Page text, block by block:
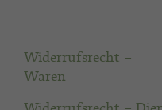
Widerrufsrecht –
Waren